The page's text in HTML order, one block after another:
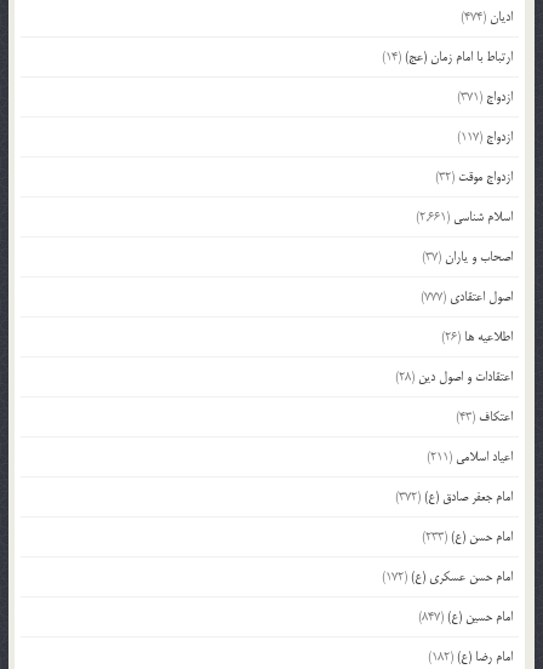
ادیان(474)
ارتباط با امام زمان (عج)(14)
ازدواج (371)
ازدواج (117)
ازدواج موقت (32)
اسلام شناسی (2,661)
اصحاب و یاران(37)
اصول اعتقادی (777)
اطلاعیه ها (26)
اعتقادات و اصول دین (28)
اعتکاف (43)
اعیاد اسلامی (211)
امام جعفر صادق (ع)(372)
امام حسن (ع)(233)
امام حسن عسکری (ع)(172)
امام حسین (ع)(847)
امام رضا (ع)(182)